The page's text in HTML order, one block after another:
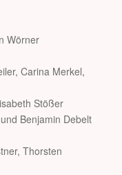
Wörner
Carina Merkel,
Stößer
Benjamin Debelt
Thorsten